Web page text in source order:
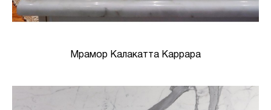
Мрамор Калакатта Каррара